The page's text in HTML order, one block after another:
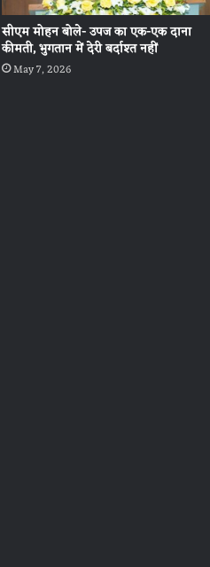
सीएम मोहन बोले- उपज का एक-एक दाना
कीमती, भुगतान में देरी बर्दाश्त नहीं
May 7, 2026